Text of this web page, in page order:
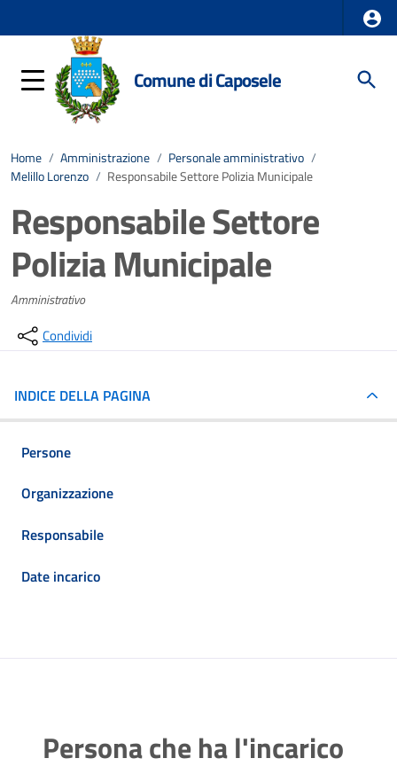
Comune di Caposele
Home / Amministrazione / Personale amministrativo /
Melillo Lorenzo / Responsabile Settore Polizia Municipale
Responsabile Settore
Polizia Municipale
Amministrativo
Condividi
INDICE DELLA PAGINA
Persone
Organizzazione
Responsabile
Date incarico
Persona che ha l'incarico